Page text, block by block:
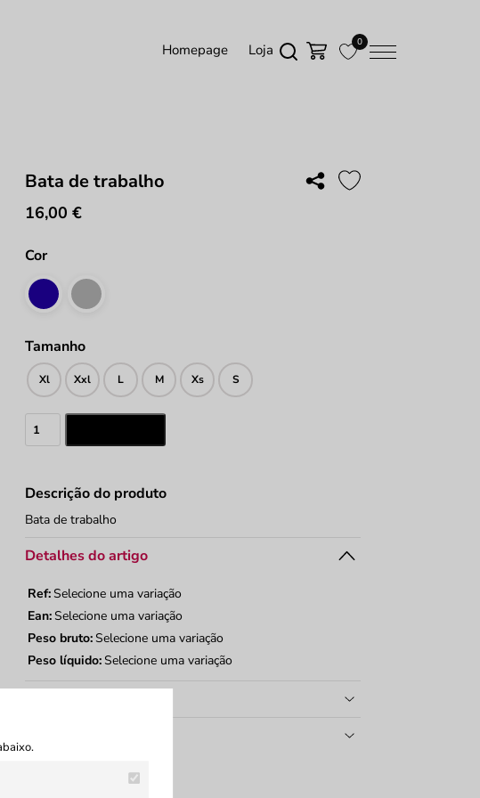
Homepage Loja 0
Bata de trabalho
16,00€
Cor
Tamanho
Xl Xxl L M Xs S
Quantidade
de
trabalho
Descrição do produto
Bata de trabalho
Detalhes do artigo
Ref:Selecione uma variação
Ean:Selecione uma variação
Peso bruto:Selecione uma variação
Peso líquido:Selecione uma variação